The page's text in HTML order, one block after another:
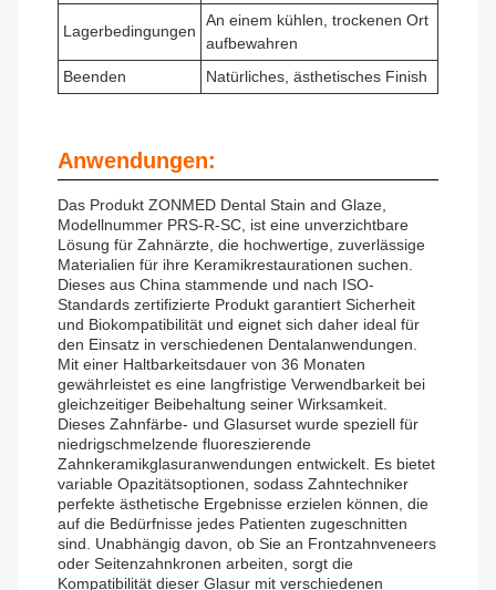
Lagerbedingungen
An einem kühlen, trockenen Ort
aufbewahren
Beenden
Natürliches, ästhetisches Finish
Anwendungen:
Das Produkt ZONMED Dental Stain and Glaze,
Modellnummer PRS-R-SC, ist eine unverzichtbare
Lösung für Zahnärzte, die hochwertige, zuverlässige
Materialien für ihre Keramikrestaurationen suchen.
Dieses aus China stammende und nach ISO-
Standards zertifizierte Produkt garantiert Sicherheit
und Biokompatibilität und eignet sich daher ideal für
den Einsatz in verschiedenen Dentalanwendungen.
Mit einer Haltbarkeitsdauer von 36 Monaten
gewährleistet es eine langfristige Verwendbarkeit bei
gleichzeitiger Beibehaltung seiner Wirksamkeit.
Dieses Zahnfärbe- und Glasurset wurde speziell für
niedrigschmelzende fluoreszierende
Zahnkeramikglasuranwendungen entwickelt. Es bietet
variable Opazitätsoptionen, sodass Zahntechniker
perfekte ästhetische Ergebnisse erzielen können, die
auf die Bedürfnisse jedes Patienten zugeschnitten
sind. Unabhängig davon, ob Sie an Frontzahnveneers
oder Seitenzahnkronen arbeiten, sorgt die
Kompatibilität dieser Glasur mit verschiedenen